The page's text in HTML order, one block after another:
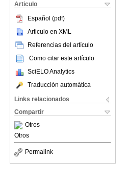
Articulo
Español (pdf)
Articulo en XML
Referencias del artículo
Como citar este artículo
SciELO Analytics
Traducción automática
Links relacionados
Compartir
Otros
Otros
Permalink